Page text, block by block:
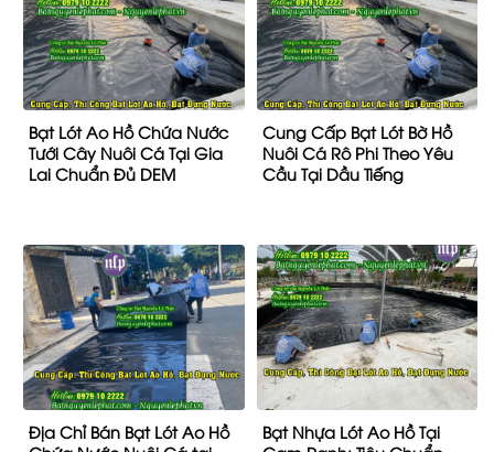
Bạt Lót Ao Hồ Chứa Nước
Tưới Cây Nuôi Cá Tại Gia
Lai Chuẩn Đủ DEM
Cung Cấp Bạt Lót Bờ Hồ
Nuôi Cá Rô Phi Theo Yêu
Cầu Tại Dầu Tiếng
Địa Chỉ Bán Bạt Lót Ao Hồ
Bạt Nhựa Lót Ao Hồ Tại